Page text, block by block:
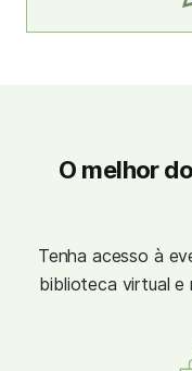
O melhor
Tenha acesso à
biblioteca virtual e